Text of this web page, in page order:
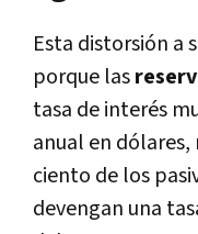
Esta distorsión a
porque las
tasa de interés
anual en
ciento de los
devengan una